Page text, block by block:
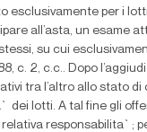
esclusivamente per i
all’asta, un esame
su cui
c. 2, c.c.. Dopo
tra l’altro allo stato
dei lotti. A talfine gli
responsabilita`;